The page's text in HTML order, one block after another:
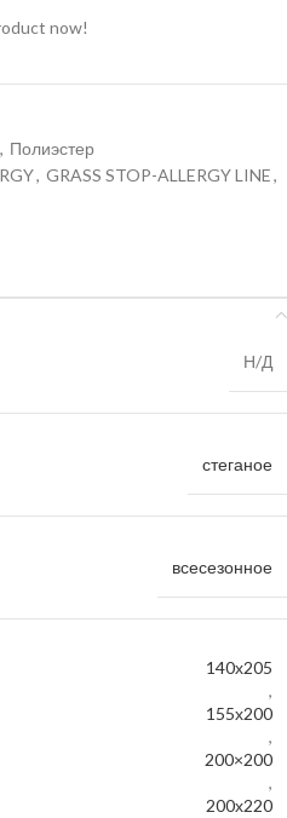
now!
, Полиэстер
, GRASS STOP-ALLERGY LINE,
Н/Д
стеганое
всесезонное
140х205
,
155х200
,
200×200
,
200х220